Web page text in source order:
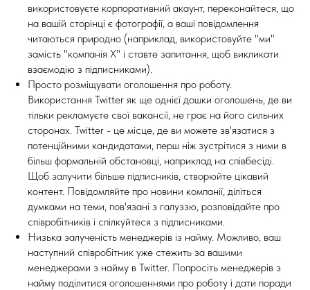
використовуєте корпоративний акаунт, переконайтеся, що
на вашій сторінці є фотографії, а ваші повідомлення
читаються природно (наприклад, використовуйте "ми"
замість "компанія X" і ставте запитання, щоб викликати
взаємодію з підписниками).
Просто розміщувати оголошення про роботу.
Використання Twitter як ще однієї дошки оголошень, де ви
тільки рекламуєте свої вакансії, не грає на його сильних
сторонах. Twitter - це місце, де ви можете зв'язатися з
потенційними кандидатами, перш ніж зустрітися з ними в
більш формальній обстановці, наприклад на співбесіді.
Щоб залучити більше підписників, створюйте цікавий
контент. Повідомляйте про новини компанії, діліться
думками на теми, пов'язані з галуззю, розповідайте про
співробітників і спілкуйтеся з підписниками.
Низька залученість менеджерів із найму. Можливо, ваш
наступний співробітник уже стежить за вашими
менеджерами з найму в Twitter. Попросіть менеджерів з
найму поділитися оголошеннями про роботу і дати поради